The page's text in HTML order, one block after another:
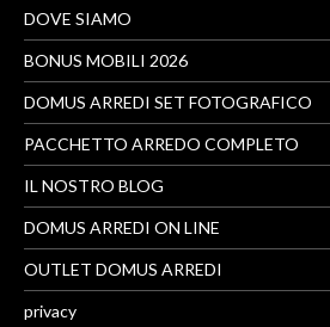
DOVE SIAMO
BONUS MOBILI 2026
DOMUS ARREDI SET FOTOGRAFICO
PACCHETTO ARREDO COMPLETO
IL NOSTRO BLOG
DOMUS ARREDI ON LINE
OUTLET DOMUS ARREDI
privacy